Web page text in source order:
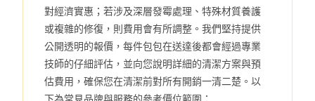
對經濟實惠；若涉及深層發霉處理、特殊材質養護
或複雜的修復，則費用會有所調整。我們堅持提供
公開透明的報價，每件包包在送達後都會經過專業
技師的仔細評估，並向您說明詳細的清潔方案與預
估費用，確保您在清潔前對所有開銷一清二楚。以
下為常見品牌與服務的參考價位範圍：